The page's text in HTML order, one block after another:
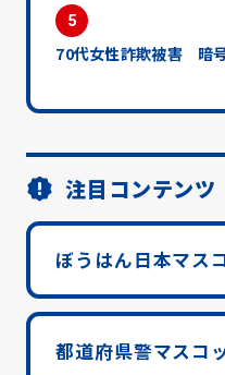
5
70代女性詐欺被害 暗
注目コンテンツ
ぼうはん日本マス
都道府県警マスコ